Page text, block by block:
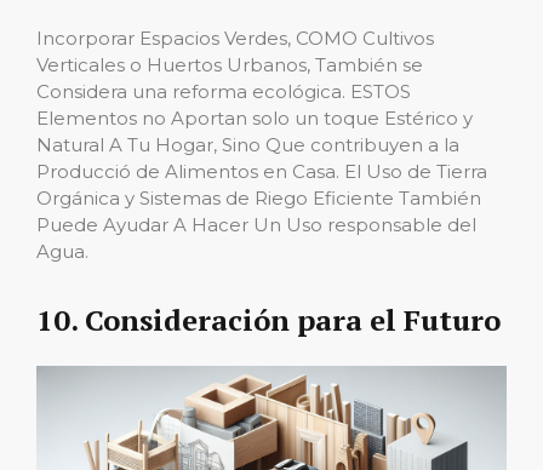
Incorporar Espacios Verdes, COMO Cultivos
Verticales o Huertos Urbanos, También se
Considera una reforma ecológica. ESTOS
Elementos no Aportan solo un toque Estérico y
Natural A Tu Hogar, Sino Que contribuyen a la
Producció de Alimentos en Casa. El Uso de Tierra
Orgánica y Sistemas de Riego Eficiente También
Puede Ayudar A Hacer Un Uso responsable del
Agua.
10. Consideración para el Futuro